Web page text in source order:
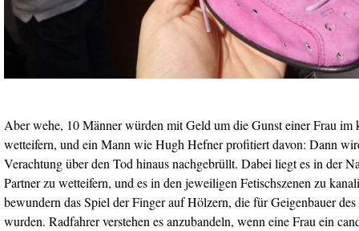
Aber wehe, 10 Männer würden mit Geld um die Gunst einer Frau im
wetteifern, und ein Mann wie Hugh Hefner profitiert davon: Dann
Verachtung über den Tod hinaus nachgebrüllt. Dabei liegt es in der
Partner zu wetteifern, und es in den jeweiligen Fetischszenen zu
bewundern das Spiel der Finger auf Hölzern, die für Geigenbauer
wurden. Radfahrer verstehen es anzubandeln, wenn eine Frau ein